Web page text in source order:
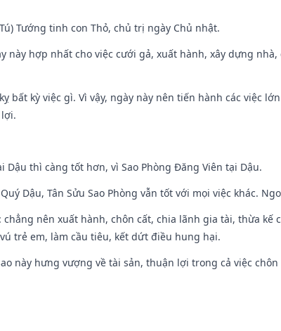
Tướng tinh con Thỏ, chủ trị ngày Chủ nhật.
này hợp nhất cho việc cưới gả, xuất hành, xây dựng
bất kỳ việc gì. Vì vậy, ngày này nên tiến hành các việc
Dậu thì càng tốt hơn, vì Sao Phòng Đăng Viên tại Dậu.
Dậu, Tân Sửu Sao Phòng vẫn tốt với mọi việc khác.
chẳng nên xuất hành, chôn cất, chia lãnh gia tài, thừa
trẻ em, làm cầu tiêu, kết dứt điều hung hại.
này hưng vượng về tài sản, thuận lợi trong cả việc